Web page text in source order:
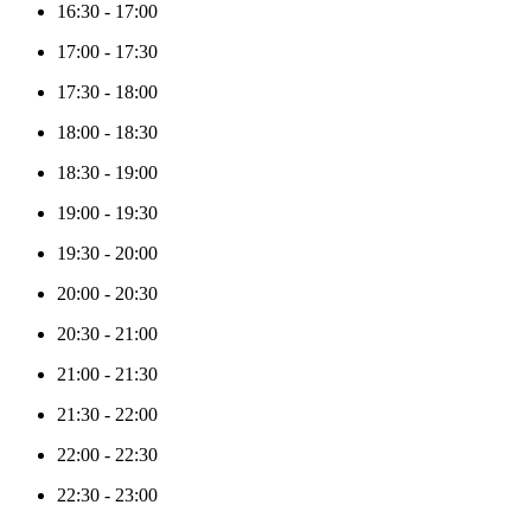
16:30 - 17:00
17:00 - 17:30
17:30 - 18:00
18:00 - 18:30
18:30 - 19:00
19:00 - 19:30
19:30 - 20:00
20:00 - 20:30
20:30 - 21:00
21:00 - 21:30
21:30 - 22:00
22:00 - 22:30
22:30 - 23:00